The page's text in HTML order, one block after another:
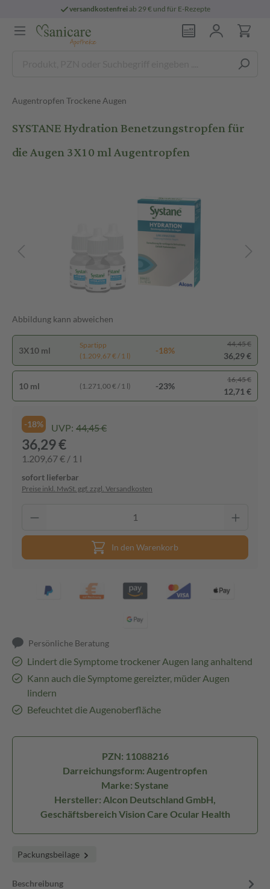
versandkostenfreiab 29 € und für E-Rezepte
Augentropfen Trockene Augen
SYSTANE Hydration Benetzungstropfen für
die Augen 3X10 ml Augentropfen
Abbildung kann abweichen
3X10 ml
Spartipp
(1.209,67 € / 1 l)
-18%
44,45 €
36,29 €
10 ml (1.271,00 € / 1 l) -23%
16,45 €
12,71 €
-18% UVP: 44,45 €
36,29 €
1.209,67 € / 1 l
sofort lieferbar
Preise inkl. MwSt. ggf. zzgl. Versandkosten
In den Warenkorb
Persönliche Beratung
Lindert die Symptome trockener Augen lang anhaltend
Kann auch die Symptome gereizter, müder Augen
lindern
Befeuchtet die Augenoberfläche
PZN: 11088216
Darreichungsform: Augentropfen
Marke: Systane
Hersteller: Alcon Deutschland GmbH,
Geschäftsbereich Vision Care Ocular Health
Packungsbeilage
Beschreibung